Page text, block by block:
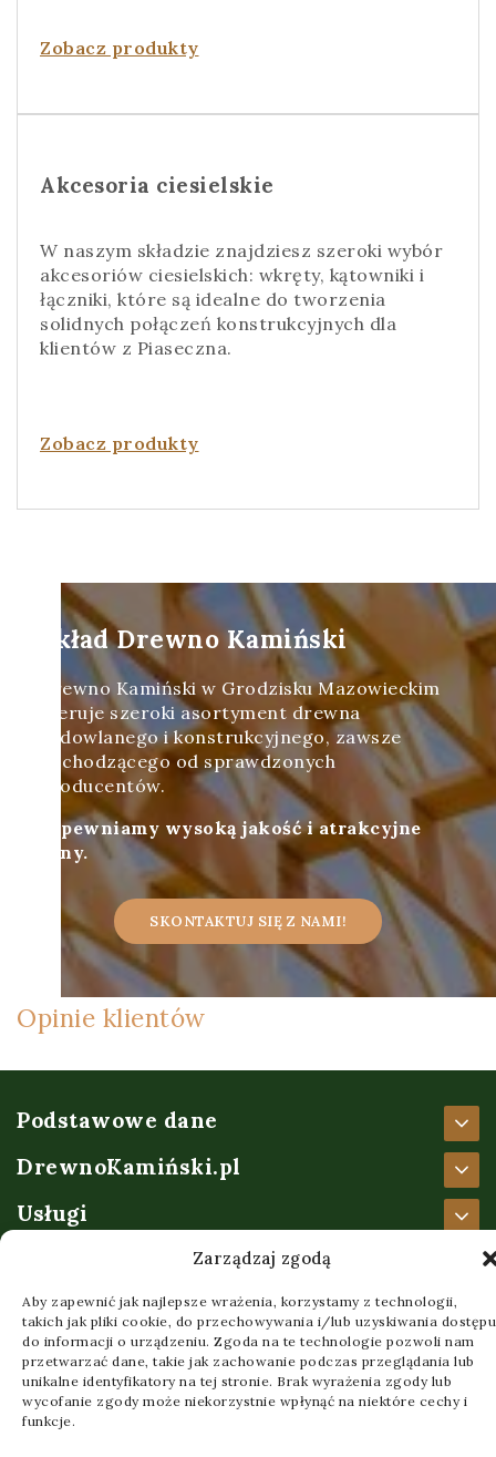
Zarządzaj zgodą
Aby zapewnić jak najlepsze wrażenia, korzystamy z technologii,
takich jak pliki cookie, do przechowywania i/lub uzyskiwania dostępu
do informacji o urządzeniu. Zgoda na te technologie pozwoli nam
przetwarzać dane, takie jak zachowanie podczas przeglądania lub
unikalne identyfikatory na tej stronie. Brak wyrażenia zgody lub
wycofanie zgody może niekorzystnie wpłynąć na niektóre cechy i
funkcje.
Zobacz produkty
Akcesoria ciesielskie
W naszym składzie znajdziesz szeroki wybór
akcesoriów ciesielskich: wkręty, kątowniki i
łączniki, które są idealne do tworzenia
solidnych połączeń konstrukcyjnych dla
klientów z Piaseczna.
Zobacz produkty
Skład Drewno Kamiński
Drewno Kamiński w Grodzisku Mazowieckim
oferuje szeroki asortyment drewna
budowlanego i konstrukcyjnego, zawsze
pochodzącego od sprawdzonych
producentów.
Zapewniamy wysoką jakość i atrakcyjne
ceny.
SKONTAKTUJ SIĘ Z NAMI!
Opinie klientów
Podstawowe dane
DrewnoKamiński.pl
Usługi
Ważne informacje
© 2026 Created bycraftcontent.pl&speedyweb.pl